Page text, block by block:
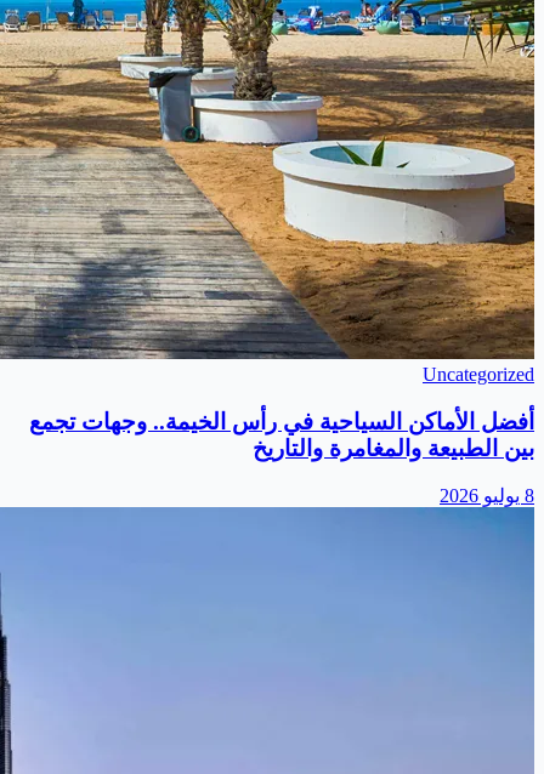
Uncategorized
أفضل الأماكن السياحية في رأس الخيمة.. وجهات تجمع
بين الطبيعة والمغامرة والتاريخ
8 يوليو 2026